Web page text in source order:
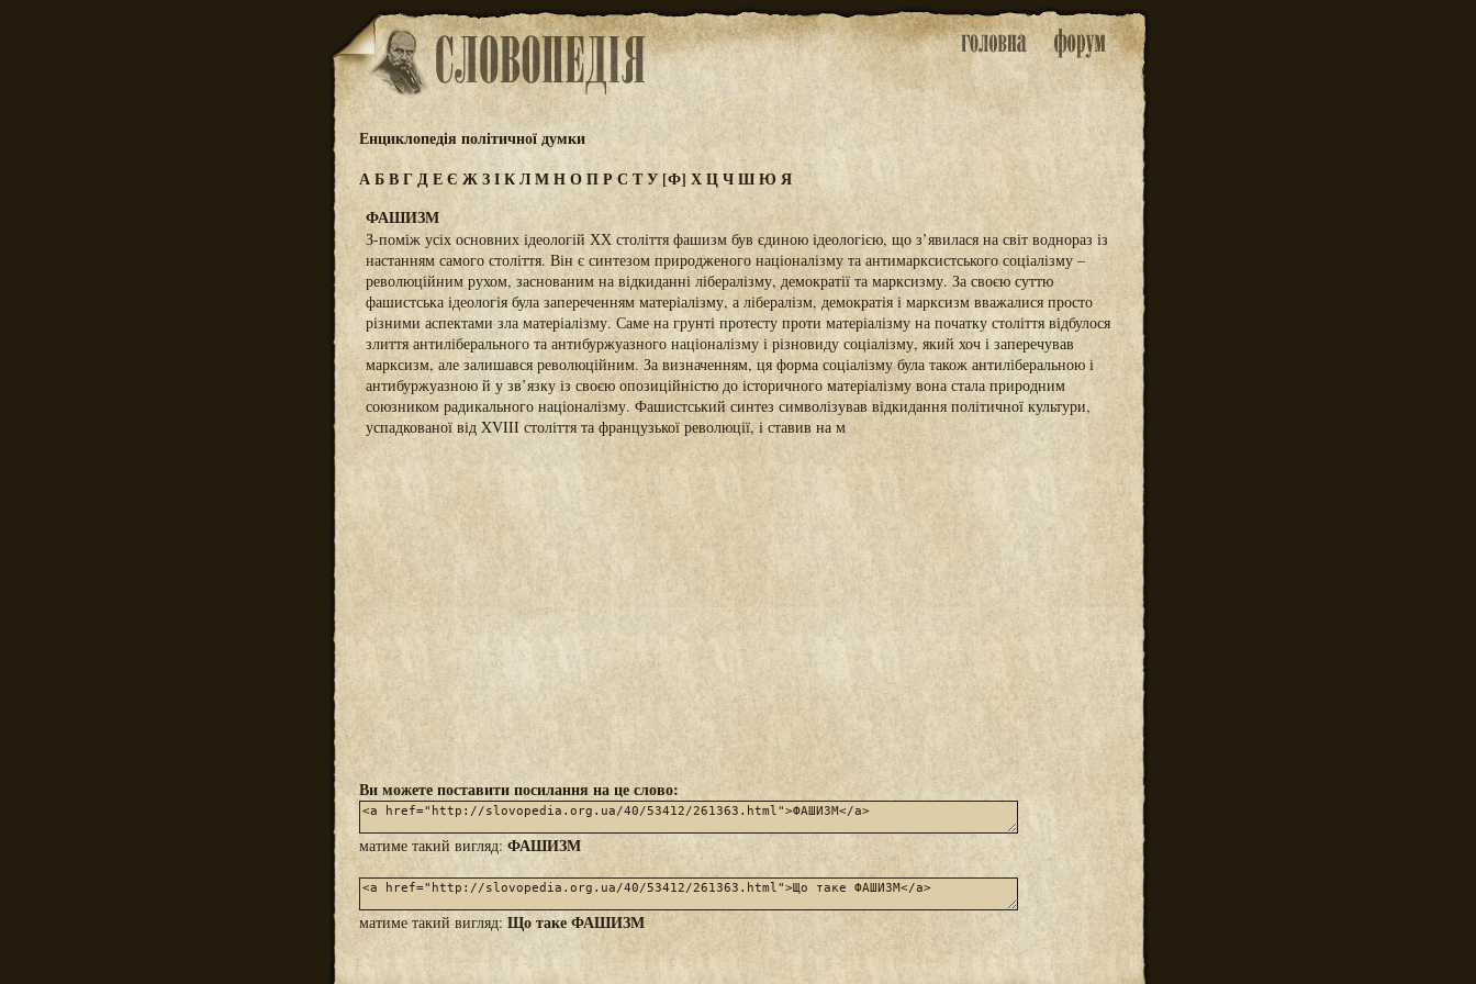
Енциклопедія політичної думки
АБВГДЕЄЖЗІКЛМНОПРСТУ[Ф] ХЦЧШЮ Я
ФАШИЗМ
З-поміж усіх основних ідеологій ХХ століття фашизм був єдиною ідеологією, що з’явилася на світ воднораз із
настанням самого століття. Він є синтезом природженого націоналізму та антимарксистського соціалізму –
революційним рухом, заснованим на відкиданні лібералізму, демократії та марксизму. За своєю суттю
фашистська ідеологія була запереченням матеріалізму, а лібералізм, демократія і марксизм вважалися просто
різними аспектами зла матеріалізму. Саме на грунті протесту проти матеріалізму на початку століття відбулося
злиття антиліберального та антибуржуазного націоналізму і різновиду соціалізму, який хоч і заперечував
марксизм, але залишався революційним. За визначенням, ця форма соціалізму була також антиліберальною і
антибуржуазною й у зв’язку із своєю опозиційністю до історичного матеріалізму вона стала природним
союзником радикального націоналізму. Фашистський синтез символізував відкидання політичної культури,
успадкованої від XVIII століття та французької революції, і ставив на м
Ви можете поставити посилання на це слово:
матиме такий вигляд: ФАШИЗМ
матиме такий вигляд: Що таке ФАШИЗМ